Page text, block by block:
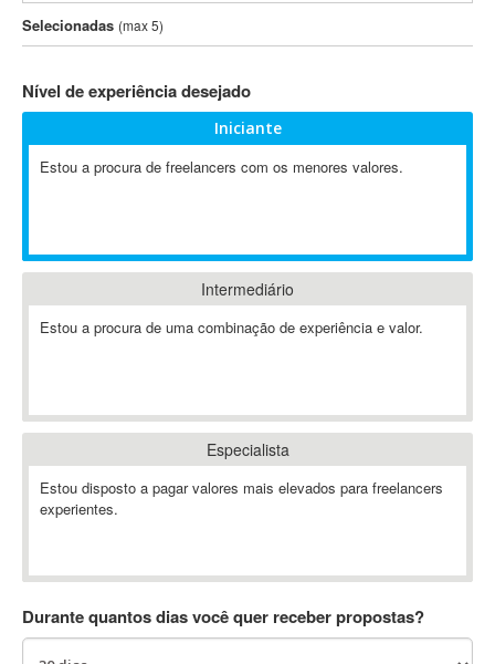
3DS Max
3GSM
802.11
A-GPS
ABAP
Abaqus
ABBYY FineReader
Ableton
Ableton Push
Abstract
AC3
Selecionadas (max 5)
Nível de experiência desejado
Iniciante
Estou a procura de freelancers com os menores valores.
Intermediário
Estou a procura de uma combinação de experiência e valor.
Especialista
Estou disposto a pagar valores mais elevados para freelancers
experientes.
Durante quantos dias você quer receber propostas?